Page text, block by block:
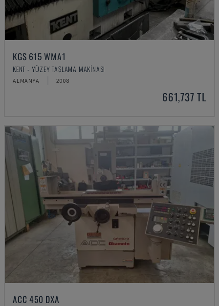
KGS 615 WMA1
KENT - YÜZEY TAŞLAMA MAKINASI
ALMANYA 2008
661,737 TL
ACC 450 DXA